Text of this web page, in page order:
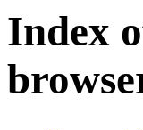
Index